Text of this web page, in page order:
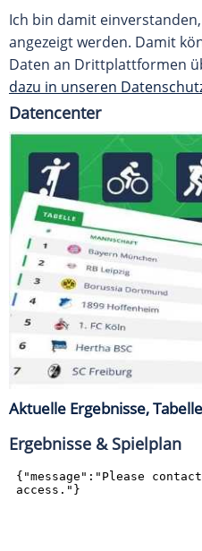
Ich bin damit
angezeigt werden. Damit
Daten an Drittplattformen
dazu in unseren
Datencenter
Aktuelle Ergebnisse,
Ergebnisse & Spielplan